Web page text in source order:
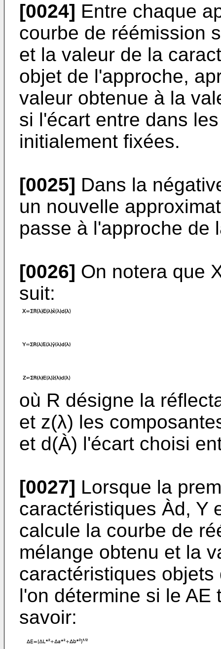
[0024] Entre chaque
courbe de réémission
et la valeur de la
objet de l'approche,
valeur obtenue à la
si l'écart entre dans
initialement fixées.
[0025] Dans la
un nouvelle
passe à l'approche de
[0026] On notera que
suit:
où R désigne la
et z(λ) les
et d(À) l'écart choisi
[0027] Lorsque la
caractéristiques Àd, Y
calcule la courbe de
mélange obtenu et la
caractéristiques
l'on détermine si le
savoir: